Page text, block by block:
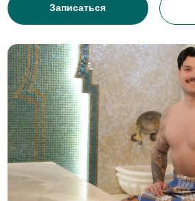
Пробуждение
2 часа
AROMA FUSION, La Sultan De Saba
Распаривание в хамаме
Нанесение черного мыла с ароматом
эвкалипта La Sultan De Saba
Очищение рукавичками Кессе
Расслабляющий массаж тела 60 минут
Чайная церемония